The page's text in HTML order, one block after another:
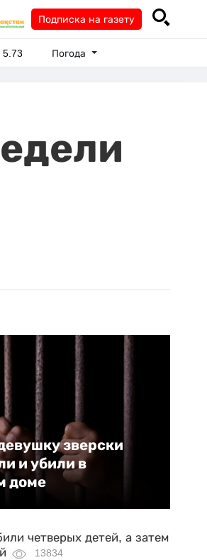
Подписка на газету
5.73 Погода
зверски
и убили в
доме
четверых детей, а затем
13834